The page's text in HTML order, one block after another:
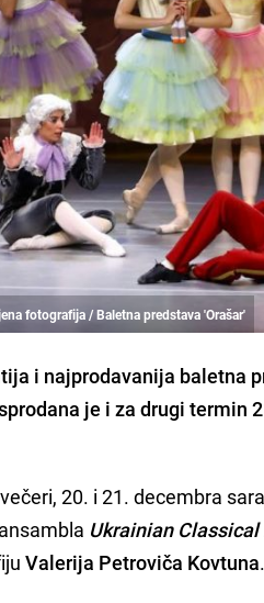
fotografija / Baletna predstava 'Orašar'
i najprodavanija baletna
je i za drugi termin
20. i 21. decembra
Ukrainian
Valerija Petroviča Kovtuna.